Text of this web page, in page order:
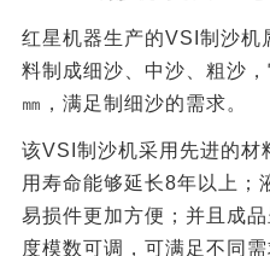
红星机器生产的VSI制沙机
料制成细沙、中沙、粗沙
㎜，满足制细沙的需求。
该VSI制沙机采用先进的材
用寿命能够延长8年以上；
易损件更加方便；并且成
度模数可调，可满足不同